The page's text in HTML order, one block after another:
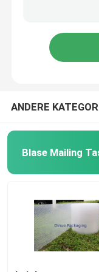
Metallische
Polywerbungs-
ANDERE
Blase Mailing